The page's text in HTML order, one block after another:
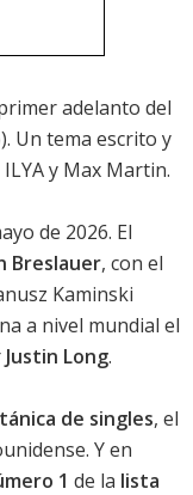
adelanto del
Un tema escrito y
y Max Martin.
de 2026. El
Breslauer, con el
Kaminski
a nivel mundial el
Justin Long.
de singles, el
Y en
1 de la lista